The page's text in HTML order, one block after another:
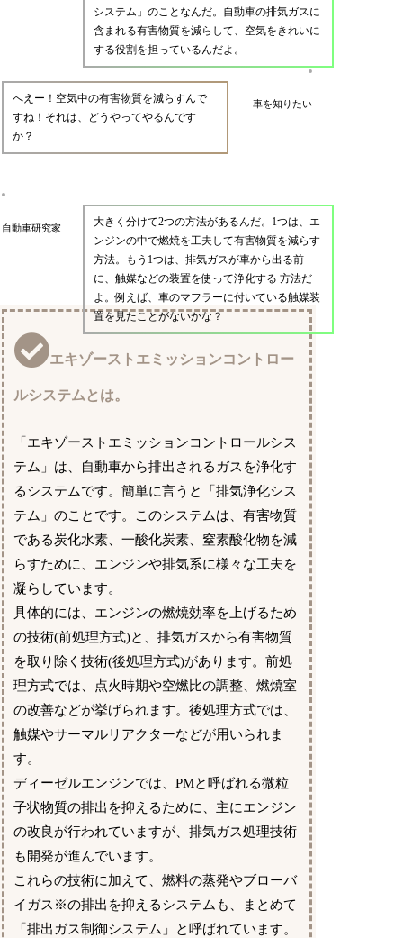
システム」のことなんだ。自動車の排気ガスに
含まれる有害物質を減らして、空気をきれいに
する役割を担っているんだよ。
車を知りたい
へえー！空気中の有害物質を減らすんで
すね！それは、どうやってやるんです
か？
自動車研究家
大きく分けて2つの方法があるんだ。1つは、エ
ンジンの中で燃焼を工夫して有害物質を減らす
方法。もう1つは、排気ガスが車から出る前
に、触媒などの装置を使って浄化する 方法だ
よ。例えば、車のマフラーに付いている触媒装
置を見たことがないかな？
エキゾーストエミッションコントロー
ルシステムとは。
「エキゾーストエミッションコントロールシス
テム」は、自動車から排出されるガスを浄化す
るシステムです。簡単に言うと「排気浄化シス
テム」のことです。このシステムは、有害物質
である炭化水素、一酸化炭素、窒素酸化物を減
らすために、エンジンや排気系に様々な工夫を
凝らしています。
具体的には、エンジンの燃焼効率を上げるため
の技術(前処理方式)と、排気ガスから有害物質
を取り除く技術(後処理方式)があります。前処
理方式では、点火時期や空燃比の調整、燃焼室
の改善などが挙げられます。後処理方式では、
触媒やサーマルリアクターなどが用いられま
す。
ディーゼルエンジンでは、PMと呼ばれる微粒
子状物質の排出を抑えるために、主にエンジン
の改良が行われていますが、排気ガス処理技術
も開発が進んでいます。
これらの技術に加えて、燃料の蒸発やブローバ
イガス※の排出を抑えるシステムも、まとめて
「排出ガス制御システム」と呼ばれています。